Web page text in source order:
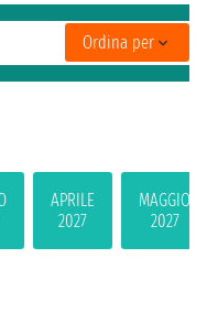
APRILE
2027
MAGGIO
2027
Ordina per